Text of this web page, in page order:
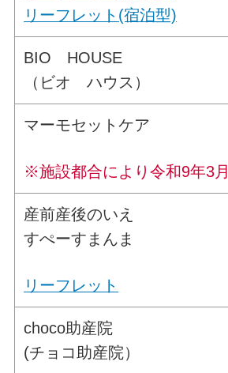
リーフレット(宿泊型)
BIO HOUSE
（ビオ ハウス）
マーモセットケア
※施設都合により令和9年3
産前産後のいえ
すぺーすまんま
リーフレット
choco助産院
(チョコ助産院）